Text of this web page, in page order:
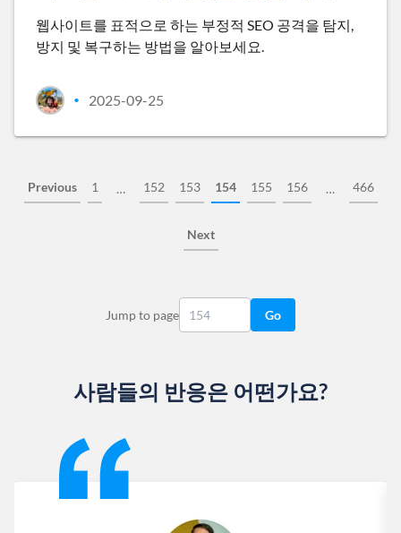
웹사이트를 표적으로 하는 부정적 SEO 공격을 탐지,
방지 및 복구하는 방법을 알아보세요.
• 2025-09-25
Previous 1 … 152 153 154 155 156 … 466
Next
Jump to page Go
사람들의 반응은 어떤가요?